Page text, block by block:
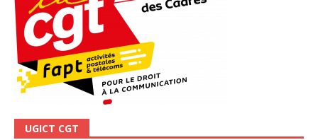
UGICT CGT